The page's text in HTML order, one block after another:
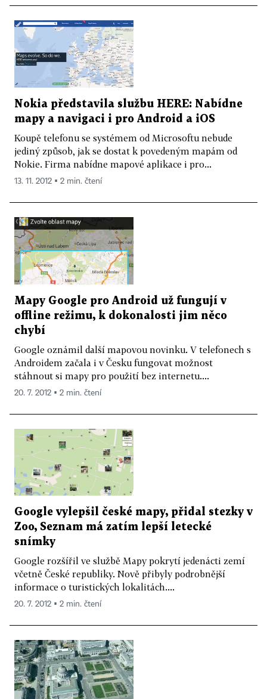
Nokia představila službu HERE: Nabídne
mapy a navigaci i pro Android a iOS
Koupě telefonu se systémem od Microsoftu nebude
jediný způsob, jak se dostat k povedeným mapám od
Nokie. Firma nabídne mapové aplikace i pro...
13. 11. 2012 ▪ 2 min. čtení
Mapy Google pro Android už fungují v
offline režimu, k dokonalosti jim něco
chybí
Google oznámil další mapovou novinku. V telefonech s
Androidem začala i v Česku fungovat možnost
stáhnout si mapy pro použití bez internetu....
20. 7. 2012 ▪ 2 min. čtení
Google vylepšil české mapy, přidal stezky v
Zoo, Seznam má zatím lepší letecké
snímky
Google rozšířil ve službě Mapy pokrytí jedenácti zemí
včetně České republiky. Nově přibyly podrobnější
informace o turistických lokalitách....
20. 7. 2012 ▪ 2 min. čtení